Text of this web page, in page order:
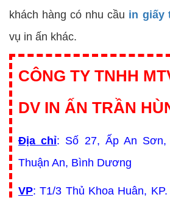
khách hàng có nhu cầu in giấy
vụ in ấn khác.
CÔNG TY TNHH
DV IN ẤN TRẦN
Địa chỉ: Số 27, Ấp An Sơn,
Thuận An, Bình Dương
VP: T1/3 Thủ Khoa Huân,